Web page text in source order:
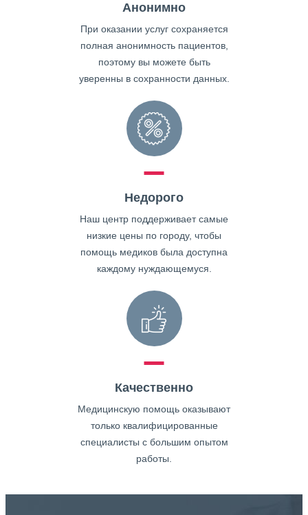
Анонимно
При оказании услуг сохраняется
полная анонимность пациентов,
поэтому вы можете быть
уверенны в сохранности данных.
Недорого
Наш центр поддерживает самые
низкие цены по городу, чтобы
помощь медиков была доступна
каждому нуждающемуся.
Качественно
Медицинскую помощь оказывают
только квалифицированные
специалисты с большим опытом
работы.